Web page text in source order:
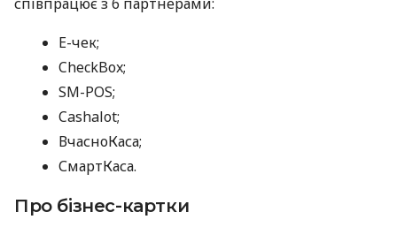
E-чек;
CheckBox;
SM-POS;
Cashalot;
ВчасноКаса;
СмартКаса.
Про бізнес-картки